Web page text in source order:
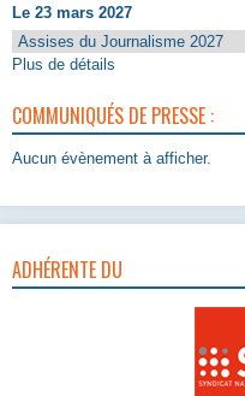
Le 23 mars 2027
Assises du Journalisme 2027
Plus de détails
COMMUNIQUÉS DE PRESSE :
Aucun évènement à afficher.
ADHÉRENTE DU